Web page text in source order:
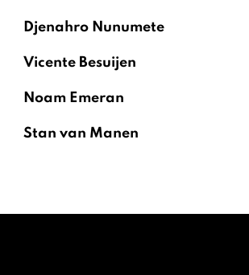
Djenahro Nunumete
Vicente Besuijen
Noam Emeran
Stan van Manen